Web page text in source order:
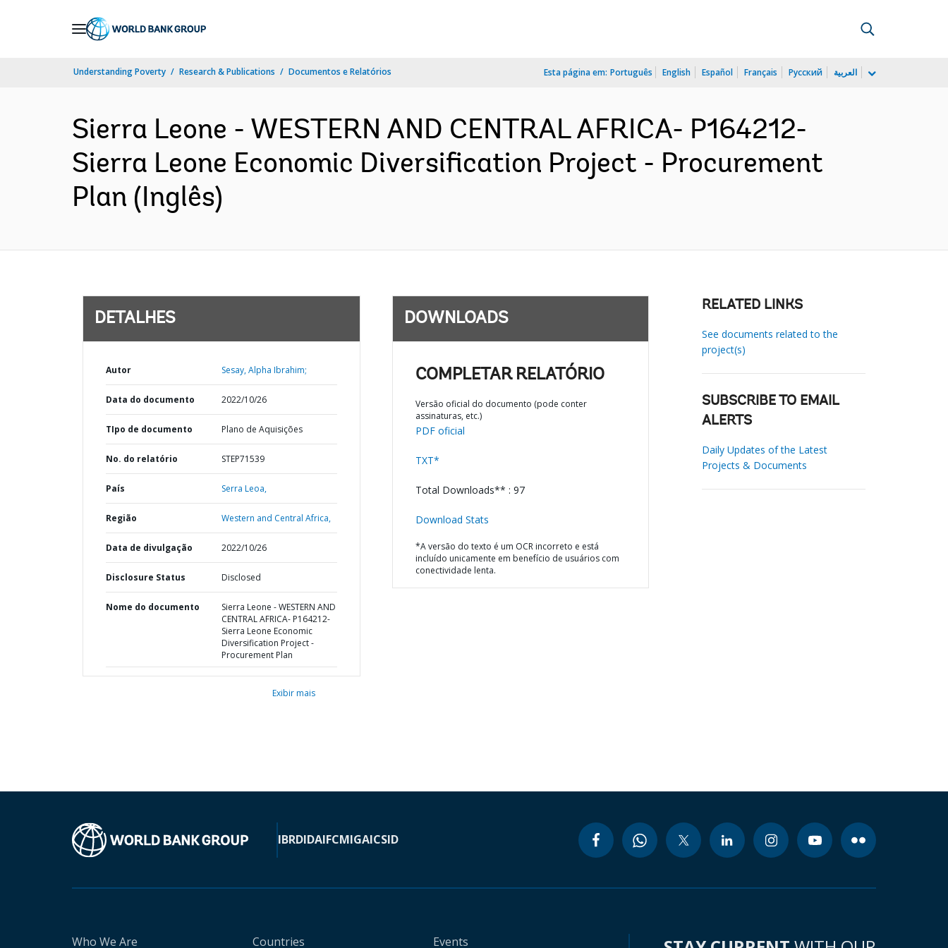
Understanding Poverty Research & Publications Documentos e Relatórios Esta página em: Português English Español Français Русский العربية
Sierra Leone - WESTERN AND CENTRAL AFRICA- P164212-
Sierra Leone Economic Diversification Project - Procurement
Plan (Inglês)
DETALHES
Autor Sesay, Alpha Ibrahim;
Data do documento 2022/10/26
TIpo de documento Plano de Aquisições
No. do relatório STEP71539
País Serra Leoa,
Região Western and Central Africa,
Data de divulgação 2022/10/26
Disclosure Status Disclosed
Nome do documento
Sierra Leone - WESTERN AND
CENTRAL AFRICA- P164212-
Sierra Leone Economic
Diversification Project -
Procurement Plan
Exibir mais
DOWNLOADS
COMPLETAR RELATÓRIO
Versão oficial do documento (pode conter
assinaturas, etc.)
PDF oficial
TXT*
Total Downloads** : 97
Download Stats
*A versão do texto é um OCR incorreto e está
incluído unicamente em benefício de usuários com
conectividade lenta.
RELATED LINKS
See documents related to the
project(s)
SUBSCRIBE TO EMAIL
ALERTS
Daily Updates of the Latest
Projects & Documents
IBRDIDAIFCMIGAICSID
Who We Are Countries Events